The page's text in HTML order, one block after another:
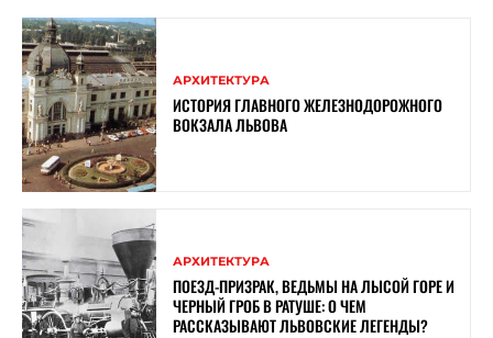
АРХИТЕКТУРА
ИСТОРИЯ ГЛАВНОГО ЖЕЛЕЗНОДОРОЖНОГО
ВОКЗАЛА ЛЬВОВА
АРХИТЕКТУРА
ПОЕЗД-ПРИЗРАК, ВЕДЬМЫ НА ЛЫСОЙ ГОРЕ И
ЧЕРНЫЙ ГРОБ В РАТУШЕ: О ЧЕМ
РАССКАЗЫВАЮТ ЛЬВОВСКИЕ ЛЕГЕНДЫ?